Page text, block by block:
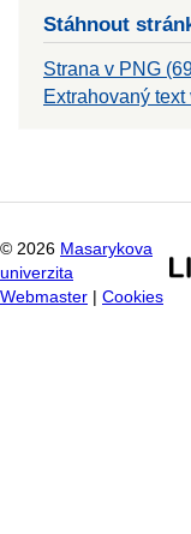
Stáhnout
Strana v PNG
Extrahovaný
© 2026 Masarykova
univerzita
Webmaster
Cookies